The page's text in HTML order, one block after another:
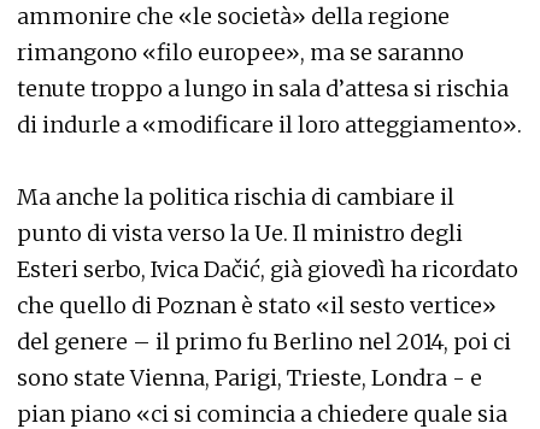
ammonire che «le società» della regione
rimangono «filo europee», ma se saranno
tenute troppo a lungo in sala d’attesa si rischia
di indurle a «modificare il loro atteggiamento».
Ma anche la politica rischia di cambiare il
punto di vista verso la Ue. Il ministro degli
Esteri serbo, Ivica Dačić, già giovedì ha ricordato
che quello di Poznan è stato «il sesto vertice»
del genere – il primo fu Berlino nel 2014, poi ci
sono state Vienna, Parigi, Trieste, Londra - e
pian piano «ci si comincia a chiedere quale sia